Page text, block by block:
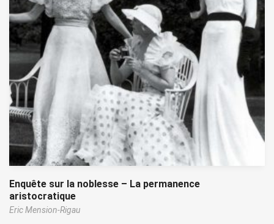
Enquête sur la noblesse – La permanence
aristocratique
Eric Mension-Rigau